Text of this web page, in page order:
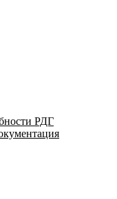
РДГ